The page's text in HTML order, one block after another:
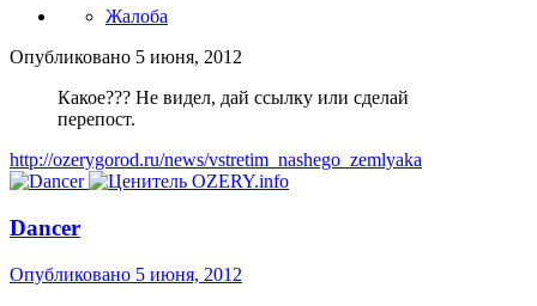
Жалоба
Опубликовано 5 июня, 2012
Какое??? Не видел, дай ссылку или сделай
перепост.
http://ozerygorod.ru/news/vstretim_nashego_zemlyaka
Dancer
Опубликовано 5 июня, 2012